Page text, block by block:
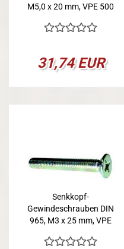
M5,0 x 20 mm, VPE 500
31,74 EUR
Senkkopf-
Gewindeschrauben DIN
965, M3 x 25 mm, VPE